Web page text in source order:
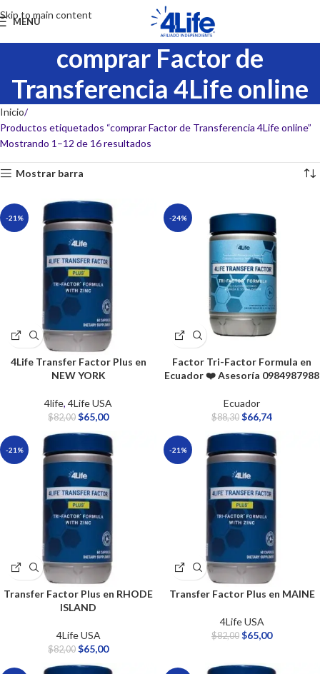
Skip to main content
MENU
comprar Factor de
Transferencia 4Life online
Inicio
Productos etiquetados “comprar Factor de Transferencia 4Life online”
Mostrando 1–12 de 16 resultados
Mostrar barra
-21%
4Life Transfer Factor Plus en
NEW YORK
4life, 4Life USA
$82,00 $65,00
-24%
Factor Tri-Factor Formula en
Ecuador ❤️ Asesoría 0984987988
Ecuador
$88,30 $66,74
-21%
Transfer Factor Plus en RHODE
ISLAND
4Life USA
$82,00 $65,00
-21%
Transfer Factor Plus en MAINE
4Life USA
$82,00 $65,00